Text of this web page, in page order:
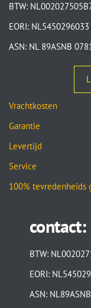
BTW:
EORI: NL5450296033
ASN: NL 89ASNB
Vrachtkosten
Garantie
Levertijd
Service
100% tevredenheids
contact:
BTW:
EORI:
ASN: